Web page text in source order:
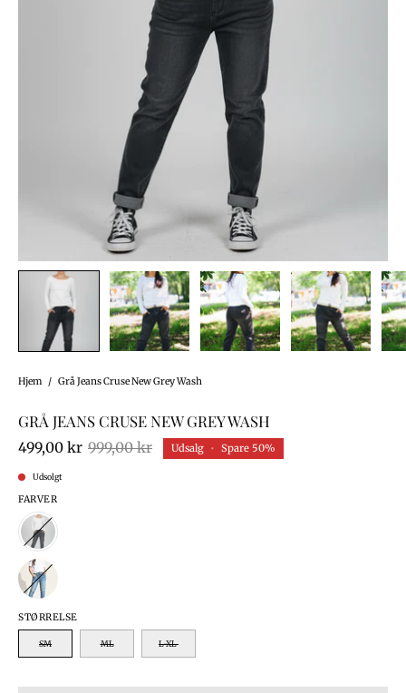
Hjem / Grå Jeans Cruse New Grey Wash
GRÅ JEANS CRUSE NEW GREY WASH
499,00 kr 999,00 kr Udsalg • Spare 50%
Udsolgt
FARVER
STØRRELSE
SM ML L-XL